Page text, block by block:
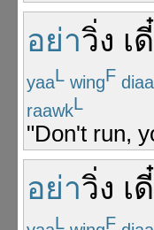
อย่าวิ่ง เ
yaaL wingF
raawkL
"Don't run,
อย่าวิ่ง เ
L F